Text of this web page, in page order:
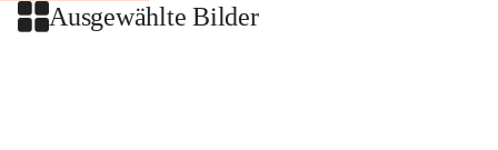
Ausgewählte Bilder